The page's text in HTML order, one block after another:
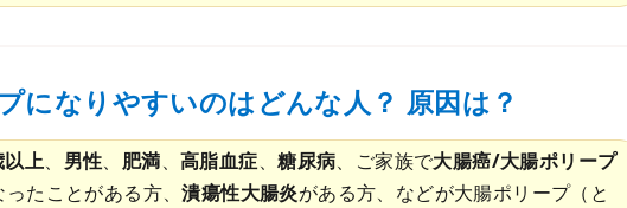
になりやすいのはどんな人？ 原因は？
上、 男性、 肥満、高脂血症、糖尿病、ご家族で大腸癌/大腸ポリープ
ったことがある方、潰瘍性大腸炎がある方、などが大腸ポリープ（と